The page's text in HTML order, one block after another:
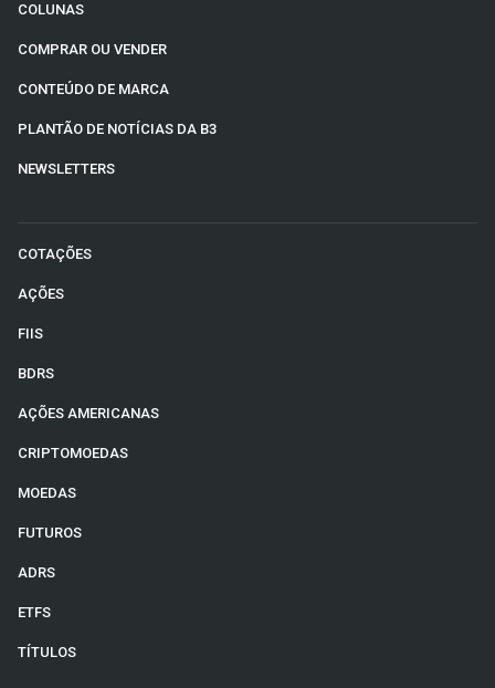
COLUNAS
COMPRAR OU VENDER
CONTEÚDO DE MARCA
PLANTÃO DE NOTÍCIAS DA B3
NEWSLETTERS
COTAÇÕES
AÇÕES
FIIS
BDRS
AÇÕES AMERICANAS
CRIPTOMOEDAS
MOEDAS
FUTUROS
ADRS
ETFS
TÍTULOS